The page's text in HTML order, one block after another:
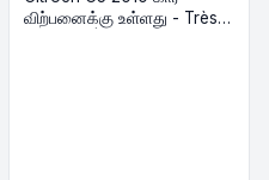
விற்பனைக்கு உள்ளது - Très